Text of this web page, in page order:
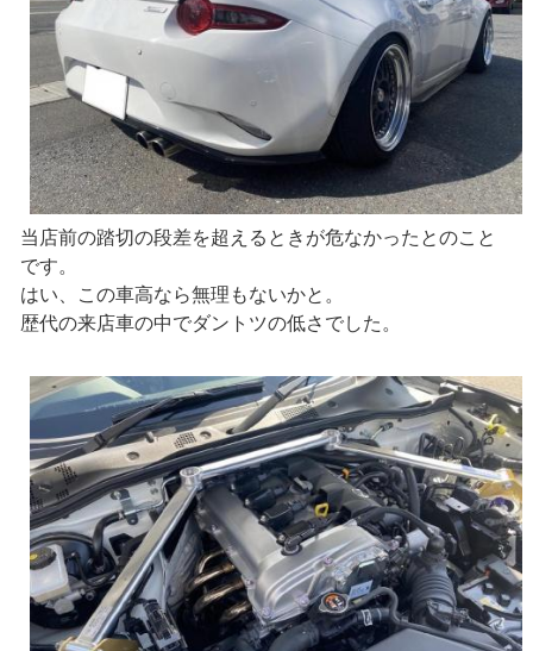
当店前の踏切の段差を超えるときが危なかったとのこと
です。
はい、この車高なら無理もないかと。
歴代の来店車の中でダントツの低さでした。